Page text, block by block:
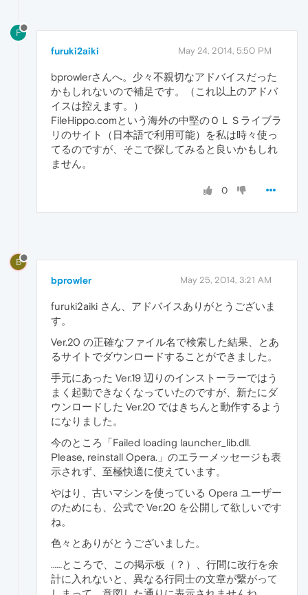
F
furuki2aiki May 24, 2014, 5:50 PM
bprowlerさんへ。少々不親切なアドバイスだった
かもしれないので補足です。（これ以上のアドバ
イスは控えます。）
FileHippo.comという海外の中堅のＯＬＳライブラ
リのサイト（日本語で利用可能）を私は時々使っ
てるのですが、そこで探してみると良いかもしれ
ません。
0
B
bprowler May 25, 2014, 3:21 AM
furuki2aiki さん、アドバイスありがとうございま
す。
Ver.20 の正確なファイル名で検索した結果、とあ
るサイトでダウンロードすることができました。
手元にあった Ver.19 辺りのインストーラーではう
まく起動できなくなっていたのですが、新たにダ
ウンロードした Ver.20 ではきちんと動作するよう
になりました。
今のところ「Failed loading launcher_lib.dll.
Please, reinstall Opera.」のエラーメッセージも表
示されず、至極快適に使えています。
やはり、古いマシンを使っている Opera ユーザー
のためにも、公式で Ver.20 を公開して欲しいです
ね。
色々とありがとうございました。
……ところで、この掲示板（？）、行間に改行を余
計に入れないと、異なる行同士の文章が繋がって